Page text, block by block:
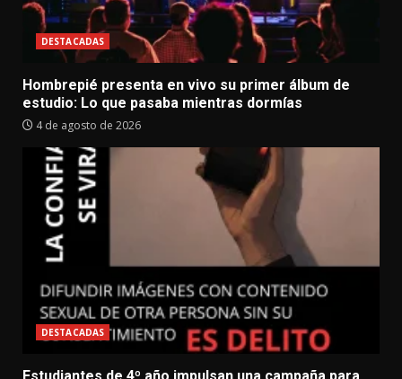
DESTACADAS
Hombrepié presenta en vivo su primer álbum de
estudio: Lo que pasaba mientras dormías
4 de agosto de 2026
DESTACADAS
Estudiantes de 4º año impulsan una campaña para